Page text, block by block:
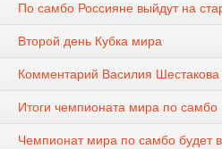
По самбо Россияне выйдут на
Второй день Кубка мира
Комментарий Василия Шестакова
Итоги чемпионата мира по самбо
Чемпионат мира по самбо будет